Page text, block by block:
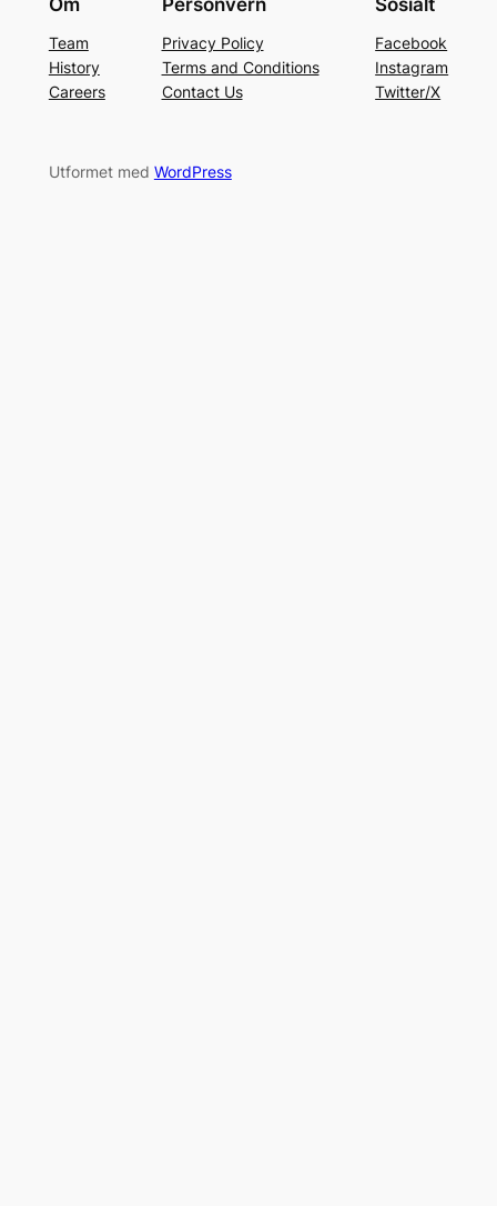
Team
History
Careers
Privacy Policy
Terms and Conditions
Contact Us
Facebook
Instagram
Twitter/X
Utformet med WordPress